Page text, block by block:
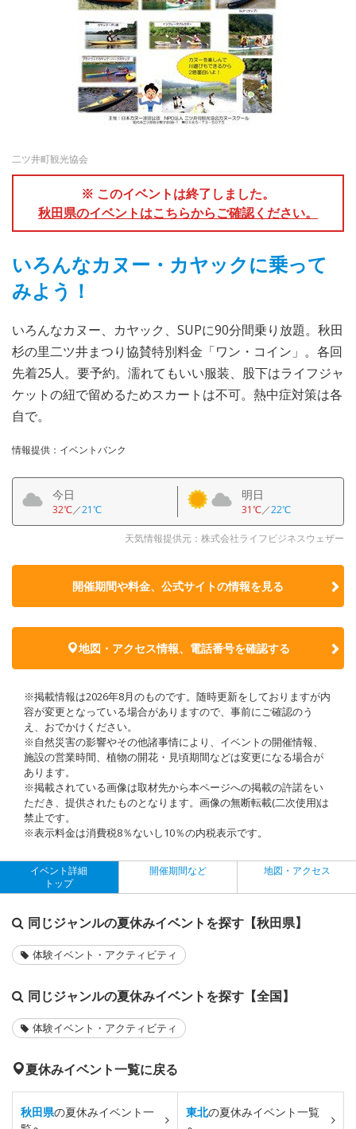
二ツ井町観光協会
※ このイベントは終了しました。
秋田県のイベントはこちらからご確認ください。
いろんなカヌー・カヤックに乗って
みよう！
いろんなカヌー、カヤック、SUPに90分間乗り放題。秋田
杉の里二ツ井まつり協賛特別料金「ワン・コイン」。各回
先着25人。要予約。濡れてもいい服装、股下はライフジャ
ケットの紐で留めるためスカートは不可。熱中症対策は各
自で。
情報提供：イベントバンク
今日
32℃／21℃
明日
31℃／22℃
天気情報提供元：株式会社ライフビジネスウェザー
開催期間や料金、公式サイトの情報を見る
地図・アクセス情報、電話番号を確認する
※掲載情報は2026年8月のものです。随時更新をしておりますが内
容が変更となっている場合がありますので、事前にご確認のう
え、おでかけください。
※自然災害の影響やその他諸事情により、イベントの開催情報、
施設の営業時間、植物の開花・見頃期間などは変更になる場合が
あります。
※掲載されている画像は取材先から本ページへの掲載の許諾をい
ただき、提供されたものとなります。画像の無断転載(二次使用)は
禁止です。
※表示料金は消費税8％ないし10％の内税表示です。
イベント詳細
トップ
開催期間など 地図・アクセス
同じジャンルの夏休みイベントを探す【秋田県】
体験イベント・アクティビティ
同じジャンルの夏休みイベントを探す【全国】
体験イベント・アクティビティ
夏休みイベント一覧に戻る
秋田県の夏休みイベント一
東北の夏休みイベント一覧